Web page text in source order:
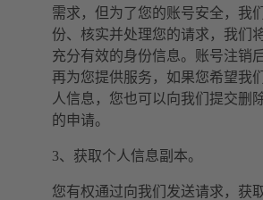
需求，但为了您的账号安全，我
份、核实并处理您的请求，我们
充分有效的身份信息。账号注销
再为您提供服务，如果您希望我
人信息，您也可以向我们提交删
的申请。
3、获取个人信息副本。
您有权通过向我们发送请求，获